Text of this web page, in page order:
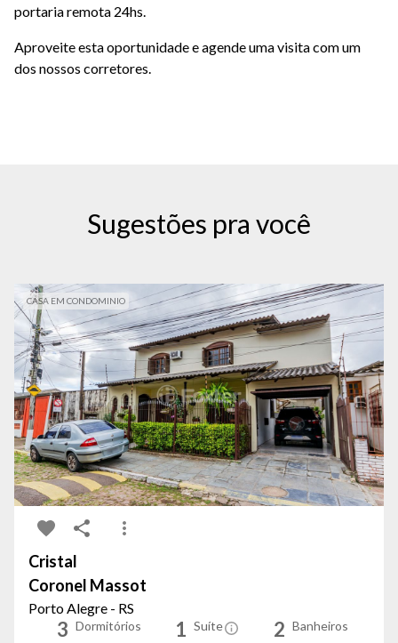
portaria remota 24hs.
Aproveite esta oportunidade e agende uma visita com um
dos nossos corretores.
Sugestões pra você
CASA EM CONDOMINIO
Cristal
Coronel Massot
Porto Alegre - RS
3 Dormitórios 1 Suíte 2 Banheiros